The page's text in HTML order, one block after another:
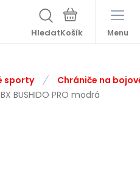
Hledat Menu
sporty
Chrániče na
BUSHIDO PRO modrá